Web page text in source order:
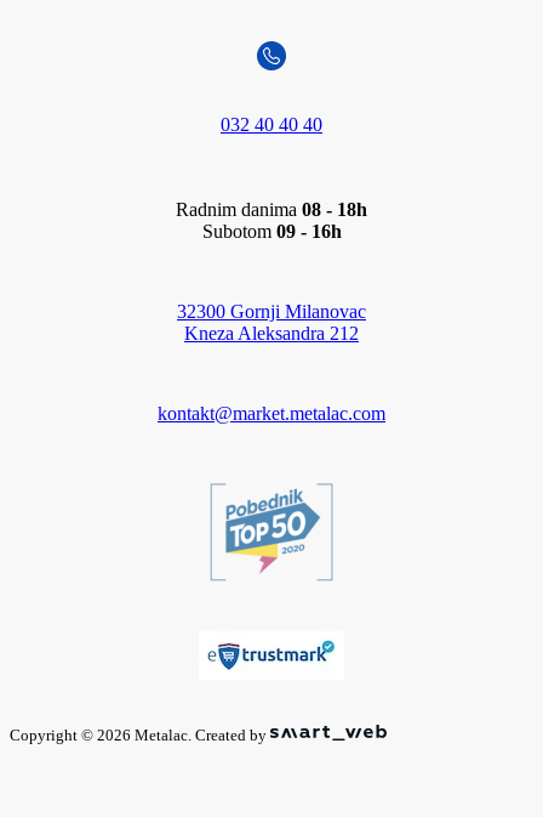
032 40 40 40
Radnim danima 08 - 18h
Subotom 09 - 16h
32300 Gornji Milanovac
Kneza Aleksandra 212
kontakt@market.metalac.com
Copyright © 2026 Metalac. Created by